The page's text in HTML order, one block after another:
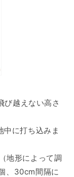
び越えない高さ
に打ち込みま
地形によって調
、30cm間隔に